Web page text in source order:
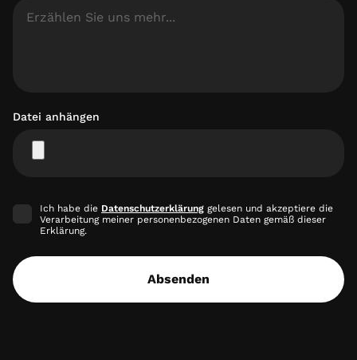
Datei anhängen
Ich habe die Datenschutzerklärung gelesen und akzeptiere die
Verarbeitung meiner personenbezogenen Daten gemäß dieser
Erklärung.
Absenden